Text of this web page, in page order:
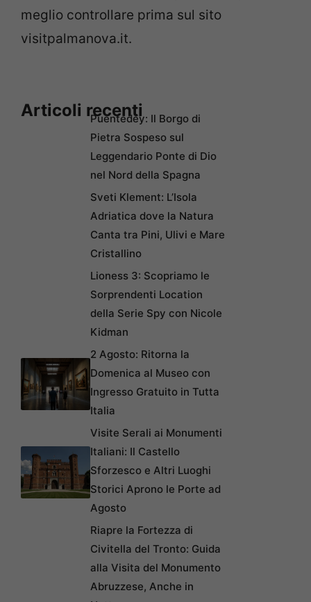
meglio controllare prima sul sito
visitpalmanova.it.
Articoli recentiPuentedey: Il Borgo di
Pietra Sospeso sul
Leggendario Ponte di Dio
nel Nord della Spagna
Sveti Klement: L’Isola
Adriatica dove la Natura
Canta tra Pini, Ulivi e Mare
Cristallino
Lioness 3: Scopriamo le
Sorprendenti Location
della Serie Spy con Nicole
Kidman
2 Agosto: Ritorna la
Domenica al Museo con
Ingresso Gratuito in Tutta
Italia
Visite Serali ai Monumenti
Italiani: Il Castello
Sforzesco e Altri Luoghi
Storici Aprono le Porte ad
Agosto
Riapre la Fortezza di
Civitella del Tronto: Guida
alla Visita del Monumento
Abruzzese, Anche in